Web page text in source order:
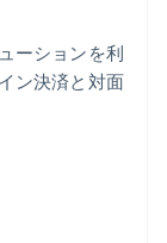
ーションを利
ン決済と対面